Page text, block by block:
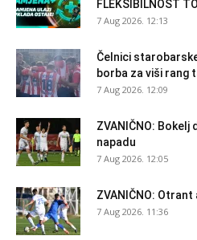
FLEKSIBILNOST
7 Aug 2026. 12:13
Čelnici
borba za viši rang
7 Aug 2026. 12:09
ZVANIČNO:
napadu
7 Aug 2026. 12:05
ZVANIČNO:
7 Aug 2026. 11:36